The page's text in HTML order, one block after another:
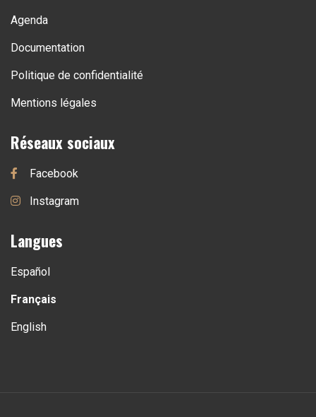
Agenda
Documentation
Politique de confidentialité
Mentions légales
Réseaux sociaux
Facebook
Instagram
Langues
Español
Français
English